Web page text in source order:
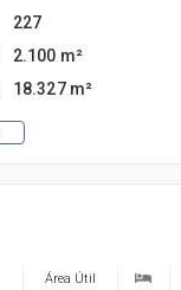
227
2.100 m²
18.327 m²
Área Útil